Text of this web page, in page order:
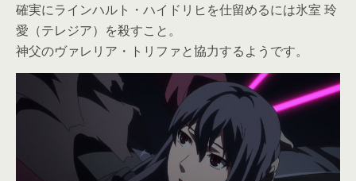
確実にラインハルト・ハイドリヒを仕留めるには氷室 玲
愛（テレジア）を殺すこと。
神父のヴァレリア・トリファと協力するようです。